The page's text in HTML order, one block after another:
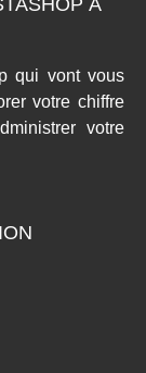
À
qui vont vous
votre chiffre
votre